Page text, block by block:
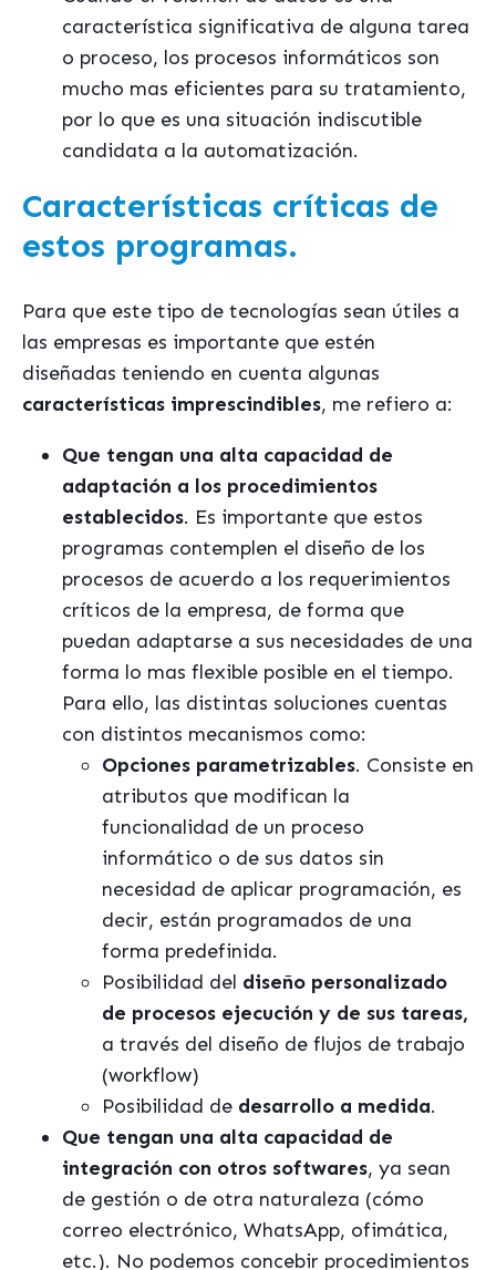
característica significativa de alguna tarea
o proceso, los procesos informáticos son
mucho mas eficientes para su tratamiento,
por lo que es una situación indiscutible
candidata a la automatización.
Características críticas de
estos programas.
Para que este tipo de tecnologías sean útiles a
las empresas es importante que estén
diseñadas teniendo en cuenta algunas
características imprescindibles, me refiero a:
Que tengan una alta capacidad de
adaptación a los procedimientos
establecidos. Es importante que estos
programas contemplen el diseño de los
procesos de acuerdo a los requerimientos
críticos de la empresa, de forma que
puedan adaptarse a sus necesidades de una
forma lo mas flexible posible en el tiempo.
Para ello, las distintas soluciones cuentas
con distintos mecanismos como:
Opciones parametrizables. Consiste en
atributos que modifican la
funcionalidad de un proceso
informático o de sus datos sin
necesidad de aplicar programación, es
decir, están programados de una
forma predefinida.
Posibilidad del diseño personalizado
de procesos ejecución y de sus tareas,
a través del diseño de flujos de trabajo
(workflow)
Posibilidad de desarrollo a medida.
Que tengan una alta capacidad de
integración con otros softwares, ya sean
de gestión o de otra naturaleza (cómo
correo electrónico, WhatsApp, ofimática,
etc.). No podemos concebir procedimientos